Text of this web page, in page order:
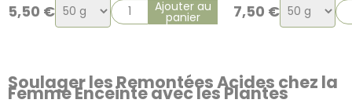
Soulager les Remontées Acides chez la
Femme Enceinte avec les Plantes
5,50 €Choix
de
Ajouter au
panier 7,50 €Choix
de